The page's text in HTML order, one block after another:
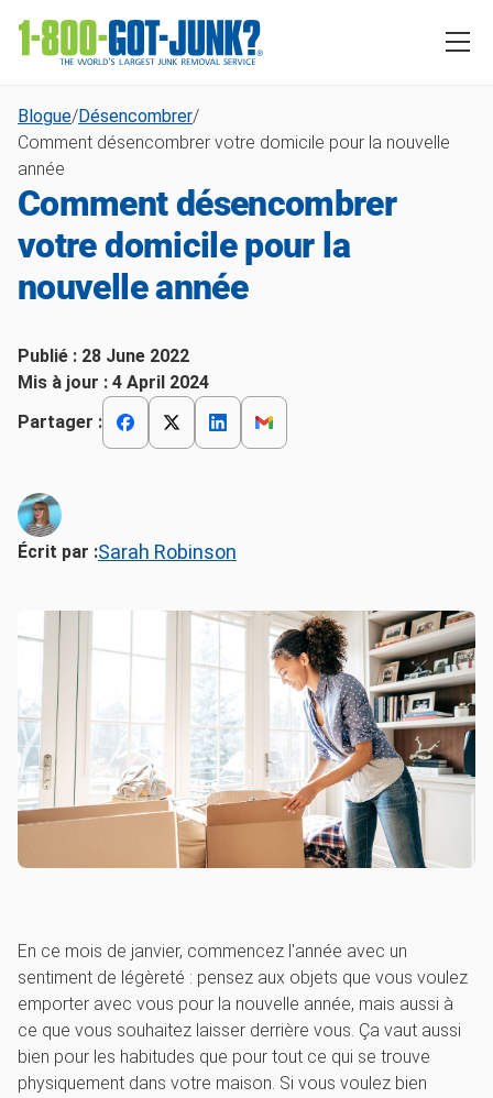
Blogue/Désencombrer/
Comment désencombrer votre domicile pour la nouvelle
année
Comment désencombrer
votre domicile pour la
nouvelle année
Publié : 28 June 2022
Mis à jour : 4 April 2024
Partager :
Écrit par :Sarah Robinson
En ce mois de janvier, commencez l'année avec un
sentiment de légèreté : pensez aux objets que vous voulez
emporter avec vous pour la nouvelle année, mais aussi à
ce que vous souhaitez laisser derrière vous. Ça vaut aussi
bien pour les habitudes que pour tout ce qui se trouve
physiquement dans votre maison. Si vous voulez bien